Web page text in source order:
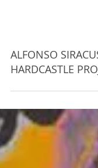
ALFONSO
HARDCASTLE